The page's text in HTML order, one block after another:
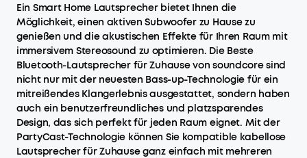
Ein Smart Home Lautsprecher bietet Ihnen die
Möglichkeit, einen aktiven Subwoofer zu Hause zu
genießen und die akustischen Effekte für Ihren Raum mit
immersivem Stereosound zu optimieren. Die Beste
Bluetooth-Lautsprecher für Zuhause von soundcore sind
nicht nur mit der neuesten Bass-up-Technologie für ein
mitreißendes Klangerlebnis ausgestattet, sondern haben
auch ein benutzerfreundliches und platzsparendes
Design, das sich perfekt für jeden Raum eignet. Mit der
PartyCast-Technologie können Sie kompatible kabellose
Lautsprecher für Zuhause ganz einfach mit mehreren